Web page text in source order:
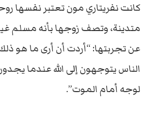
كانت نفريتاري مون تعتبر نفسها
متدينة، وتصف زوجها بأنه مسلم
عن تجربتها: “أردت أن أرى ما هو
الناس يتوجهون إلى الله عندما
لوجه أمام الموت”.